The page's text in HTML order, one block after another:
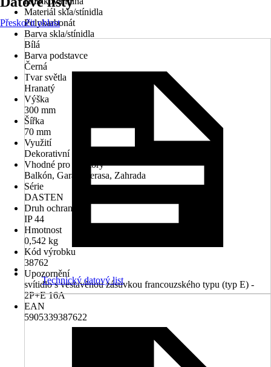
Materiál skla/stínidla
Polykarbonát
Barva skla/stínidla
Bílá
Barva podstavce
Černá
Tvar světla
Hranatý
Výška
300 mm
Šířka
70 mm
Využití
Dekorativní osvětlení, Funkční osvětlení
Vhodné pro prostory
Balkón, Garáž, Terasa, Zahrada
Série
DASTEN
Druh ochrany
IP 44
Hmotnost
0,542 kg
Kód výrobku
38762
Upozornění
svítidlo s vestavěnou zásuvkou francouzského typu (typ E) -
2P+E 16A
EAN
5905339387622
Přeskočit oblast
Technický datový list